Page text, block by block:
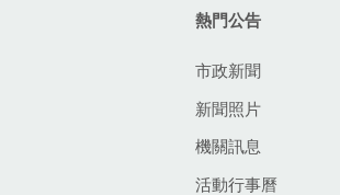
熱門公告
市政新聞
新聞照片
機關訊息
活動行事曆